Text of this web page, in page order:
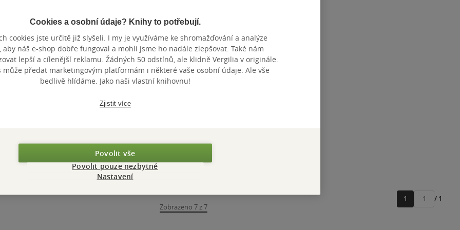
Osudný večer v
Římě
Kate Hewittová
Koupit
Dá se to slepit!
Kate Hewittová
z
5
hvězdiček
E-kniha
Koupit
Nedostupné
Není to moje dcera
Nedostupné
Zobrazeno 7 z 7
1
Přejít
/ 1
Cookies a osobní údaje? Knihy to potřebují.
cookies jste určitě již slyšeli. I my je využíváme ke shromažďování a analýze
aby náš e-shop dobře fungoval a mohli jsme ho nadále zlepšovat. Také nám
lepší a cílenější reklamu. Žádných 50 odstínů, ale klidně Vergilia v originále.
může předat marketingovým platformám i některé vaše osobní údaje. Ale vše
bedlivě hlídáme. Jako naši vlastní knihovnu!
Zjistit více
Povolit vše
Povolit pouze nezbytné
Nastavení